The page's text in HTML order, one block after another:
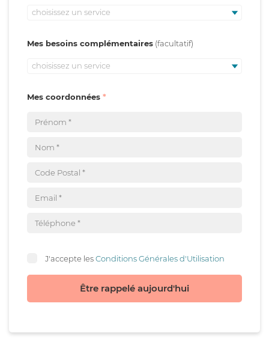
choisissez un service
Mes besoins complémentaires
choisissez un service
Mes coordonnées
J'accepte lesConditions Générales d'Utilisation
Être rappelé aujourd'hui